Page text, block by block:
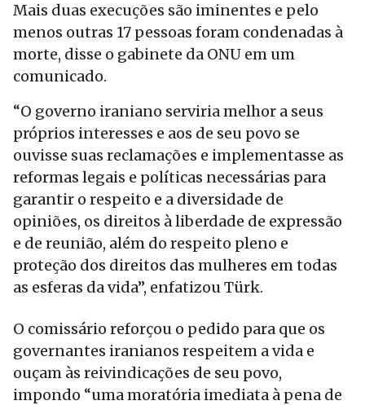
Mais duas execuções são iminentes e pelo
menos outras 17 pessoas foram condenadas à
morte, disse o gabinete da ONU em um
comunicado.
“O governo iraniano serviria melhor a seus
próprios interesses e aos de seu povo se
ouvisse suas reclamações e implementasse as
reformas legais e políticas necessárias para
garantir o respeito e a diversidade de
opiniões, os direitos à liberdade de expressão
e de reunião, além do respeito pleno e
proteção dos direitos das mulheres em todas
as esferas da vida”, enfatizou Türk.
O comissário reforçou o pedido para que os
governantes iranianos respeitem a vida e
ouçam às reivindicações de seu povo,
impondo “uma moratória imediata à pena de